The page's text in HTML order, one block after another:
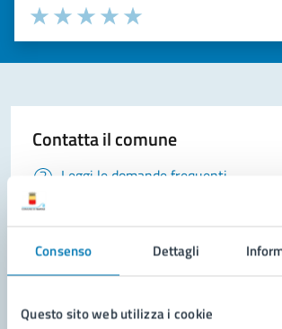
Consenso Dettagli
Questo sito web utilizza i cookie
Valuta la chiarezza delle informazioni (da 1 a 5
Seleziona il numero di stelle per
Valuta 5 stelle su 5
Valuta 4 stelle su 5
Valuta 3 stelle su 5
Valuta 2 stelle su 5
Valuta 1 stelle su 5
Contatta il comune
Leggi le domande frequenti
Prenota appuntamento